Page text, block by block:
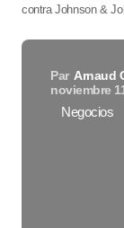
contra Johnson &
Par Arnaud
noviembre
Negocios